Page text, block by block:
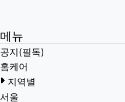
메뉴
공지(필독)
홈케어
지역별
서울